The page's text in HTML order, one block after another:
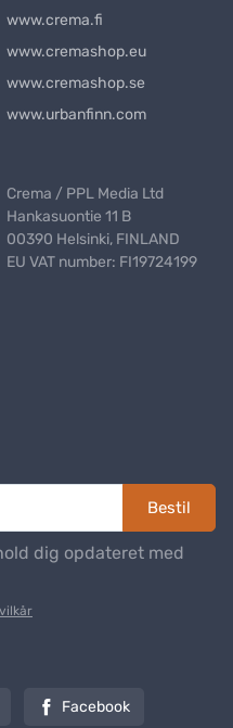
www.crema.fi
www.cremashop.eu
www.cremashop.se
www.urbanfinn.com
Crema / PPL Media Ltd
Hankasuontie 11 B
00390 Helsinki, FINLAND
EU VAT number: FI19724199
Bestil
dig opdateret med
Facebook